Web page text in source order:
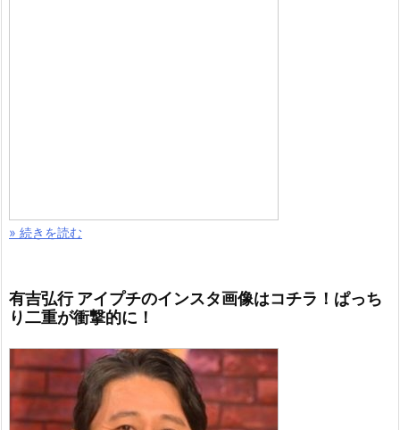
» 続きを読む
有吉弘行 アイプチのインスタ画像はコチラ！ぱっち
り二重が衝撃的に！